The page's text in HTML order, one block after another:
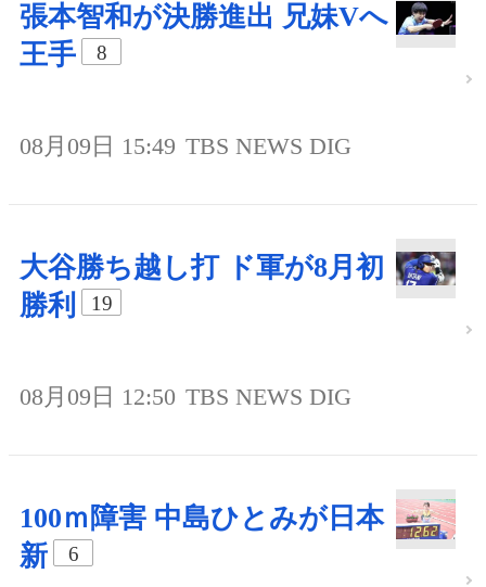
張本智和が決勝進出 兄妹Vへ
王手
8
08月09日 15:49 TBS NEWS DIG
大谷勝ち越し打 ド軍が8月初
勝利
19
08月09日 12:50 TBS NEWS DIG
100ｍ障害 中島ひとみが日本
新
6